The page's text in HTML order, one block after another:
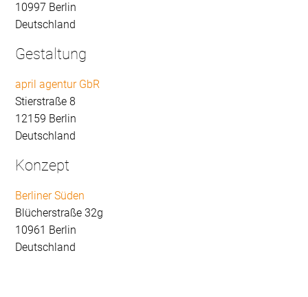
10997 Berlin
Deutschland
Gestaltung
april agentur GbR
Stierstraße 8
12159 Berlin
Deutschland
Konzept
Berliner Süden
Blücherstraße 32g
10961 Berlin
Deutschland